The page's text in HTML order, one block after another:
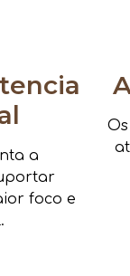
a
foco e